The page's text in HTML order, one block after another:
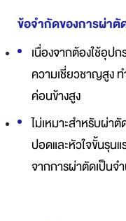
ข้อจำกัดของการผ่าตั
เนื่องจากต้องใช้อุป
ความเชี่ยวชาญสูง
ค่อนข้างสูง
ไม่เหมาะสำหรับผ่า
ปอดและหัวใจขั้นรุน
จากการผ่าตัดเป็นจ